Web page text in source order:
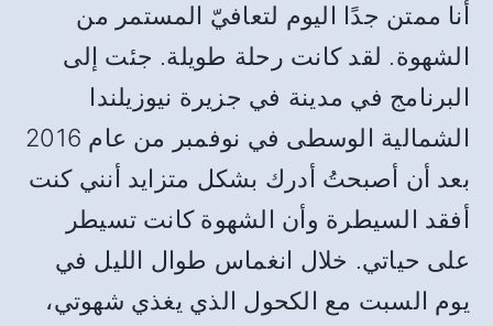
أنا ممتن جدًا اليوم لتعافيّ المستمر من
الشهوة. لقد كانت رحلة طويلة. جئت إلى
البرنامج في مدينة في جزيرة نيوزيلندا
الشمالية الوسطى في نوفمبر من عام 2016
بعد أن أصبحتُ أدرك بشكل متزايد أنني كنت
أفقد السيطرة وأن الشهوة كانت تسيطر
على حياتي. خلال انغماس طوال الليل في
يوم السبت مع الكحول الذي يغذي شهوتي،